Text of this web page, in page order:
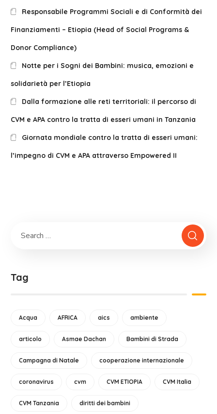
Responsabile Programmi Sociali e di Conformità dei
Finanziamenti – Etiopia (Head of Social Programs &
Donor Compliance)
Notte per i Sogni dei Bambini: musica, emozioni e
solidarietà per l’Etiopia
Dalla formazione alle reti territoriali: il percorso di
CVM e APA contro la tratta di esseri umani in Tanzania
Giornata mondiale contro la tratta di esseri umani:
l’impegno di CVM e APA attraverso Empowered II
Tag
Acqua AFRICA aics ambiente
articolo Asmae Dachan Bambini di Strada
Campagna di Natale cooperazione internazionale
coronavirus cvm CVM ETIOPIA CVM Italia
CVM Tanzania diritti dei bambini